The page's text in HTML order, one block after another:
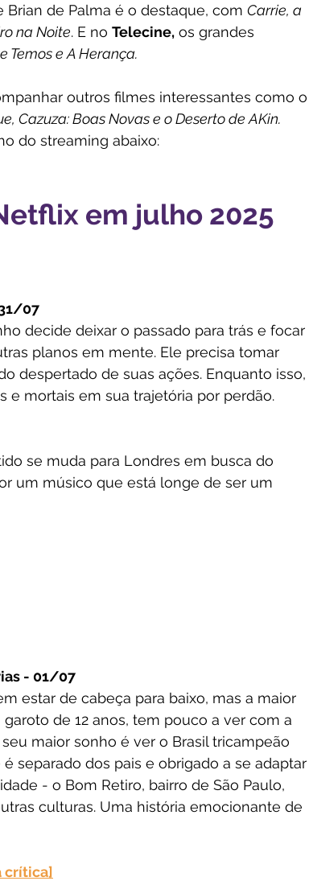
de Palma é o destaque, com Carrie, a
na Noite. E no Telecine, os grandes
Temos e A Herança.
outros filmes interessantes como o
Cazuza: Boas Novas e o Deserto de AKin.
do streaming abaixo:
em julho 2025
07
decide deixar o passado para trás e focar
planos em mente. Ele precisa tomar
despertado de suas ações. Enquanto isso,
e mortais em sua trajetória por perdão.
se muda para Londres em busca do
um músico que está longe de ser um
- 01/07
estar de cabeça para baixo, mas a maior
de 12 anos, tem pouco a ver com a
maior sonho é ver o Brasil tricampeão
separado dos pais e obrigado a se adaptar
- o Bom Retiro, bairro de São Paulo,
culturas. Uma história emocionante de
crítica]